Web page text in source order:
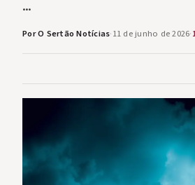
…
Por O Sertão Notícias·11 de junho de 2026·